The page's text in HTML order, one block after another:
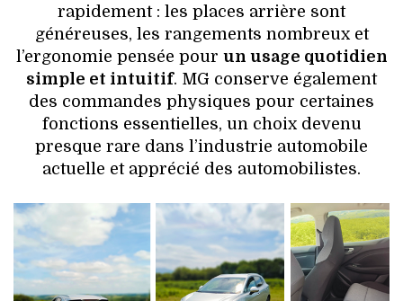
rapidement : les places arrière sont
généreuses, les rangements nombreux et
l’ergonomie pensée pour un usage quotidien
simple et intuitif. MG conserve également
des commandes physiques pour certaines
fonctions essentielles, un choix devenu
presque rare dans l’industrie automobile
actuelle et apprécié des automobilistes.